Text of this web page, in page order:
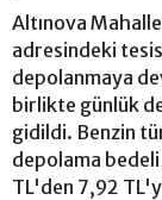
Altınova
adresindeki
depolanmaya
birlikte günlük
gidildi. Benzin
depolama
TL'den 7,92